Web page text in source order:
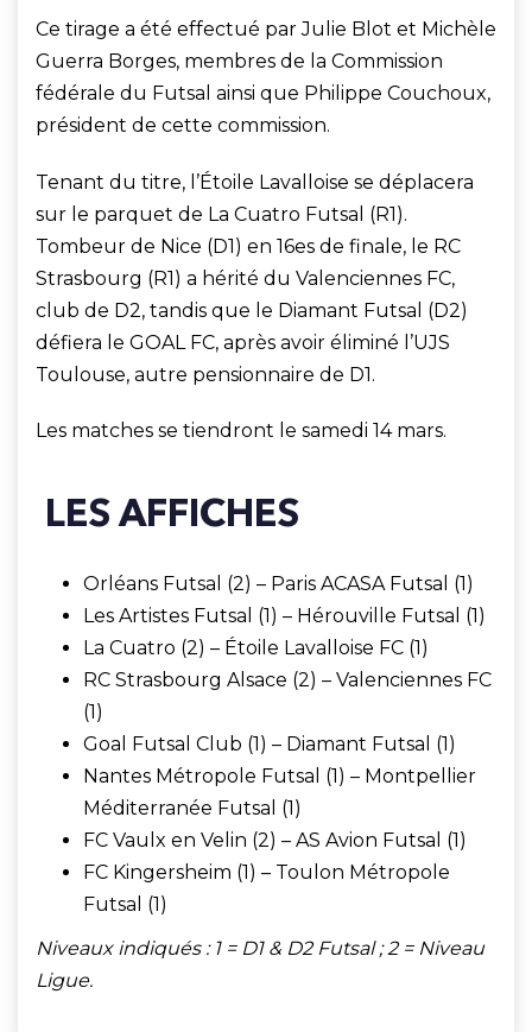
Ce tirage a été effectué par Julie Blot et Michèle
Guerra Borges, membres de la Commission
fédérale du Futsal ainsi que Philippe Couchoux,
président de cette commission.
Tenant du titre, l’Étoile Lavalloise se déplacera
sur le parquet de La Cuatro Futsal (R1).
Tombeur de Nice (D1) en 16es de finale, le RC
Strasbourg (R1) a hérité du Valenciennes FC,
club de D2, tandis que le Diamant Futsal (D2)
défiera le GOAL FC, après avoir éliminé l’UJS
Toulouse, autre pensionnaire de D1.
Les matches se tiendront le samedi 14 mars.
LES AFFICHES
Orléans Futsal (2) – Paris ACASA Futsal (1)
Les Artistes Futsal (1) – Hérouville Futsal (1)
La Cuatro (2) – Étoile Lavalloise FC (1)
RC Strasbourg Alsace (2) – Valenciennes FC
(1)
Goal Futsal Club (1) – Diamant Futsal (1)
Nantes Métropole Futsal (1) – Montpellier
Méditerranée Futsal (1)
FC Vaulx en Velin (2) – AS Avion Futsal (1)
FC Kingersheim (1) – Toulon Métropole
Futsal (1)
Niveaux indiqués : 1 = D1 & D2 Futsal ; 2 = Niveau
Ligue.